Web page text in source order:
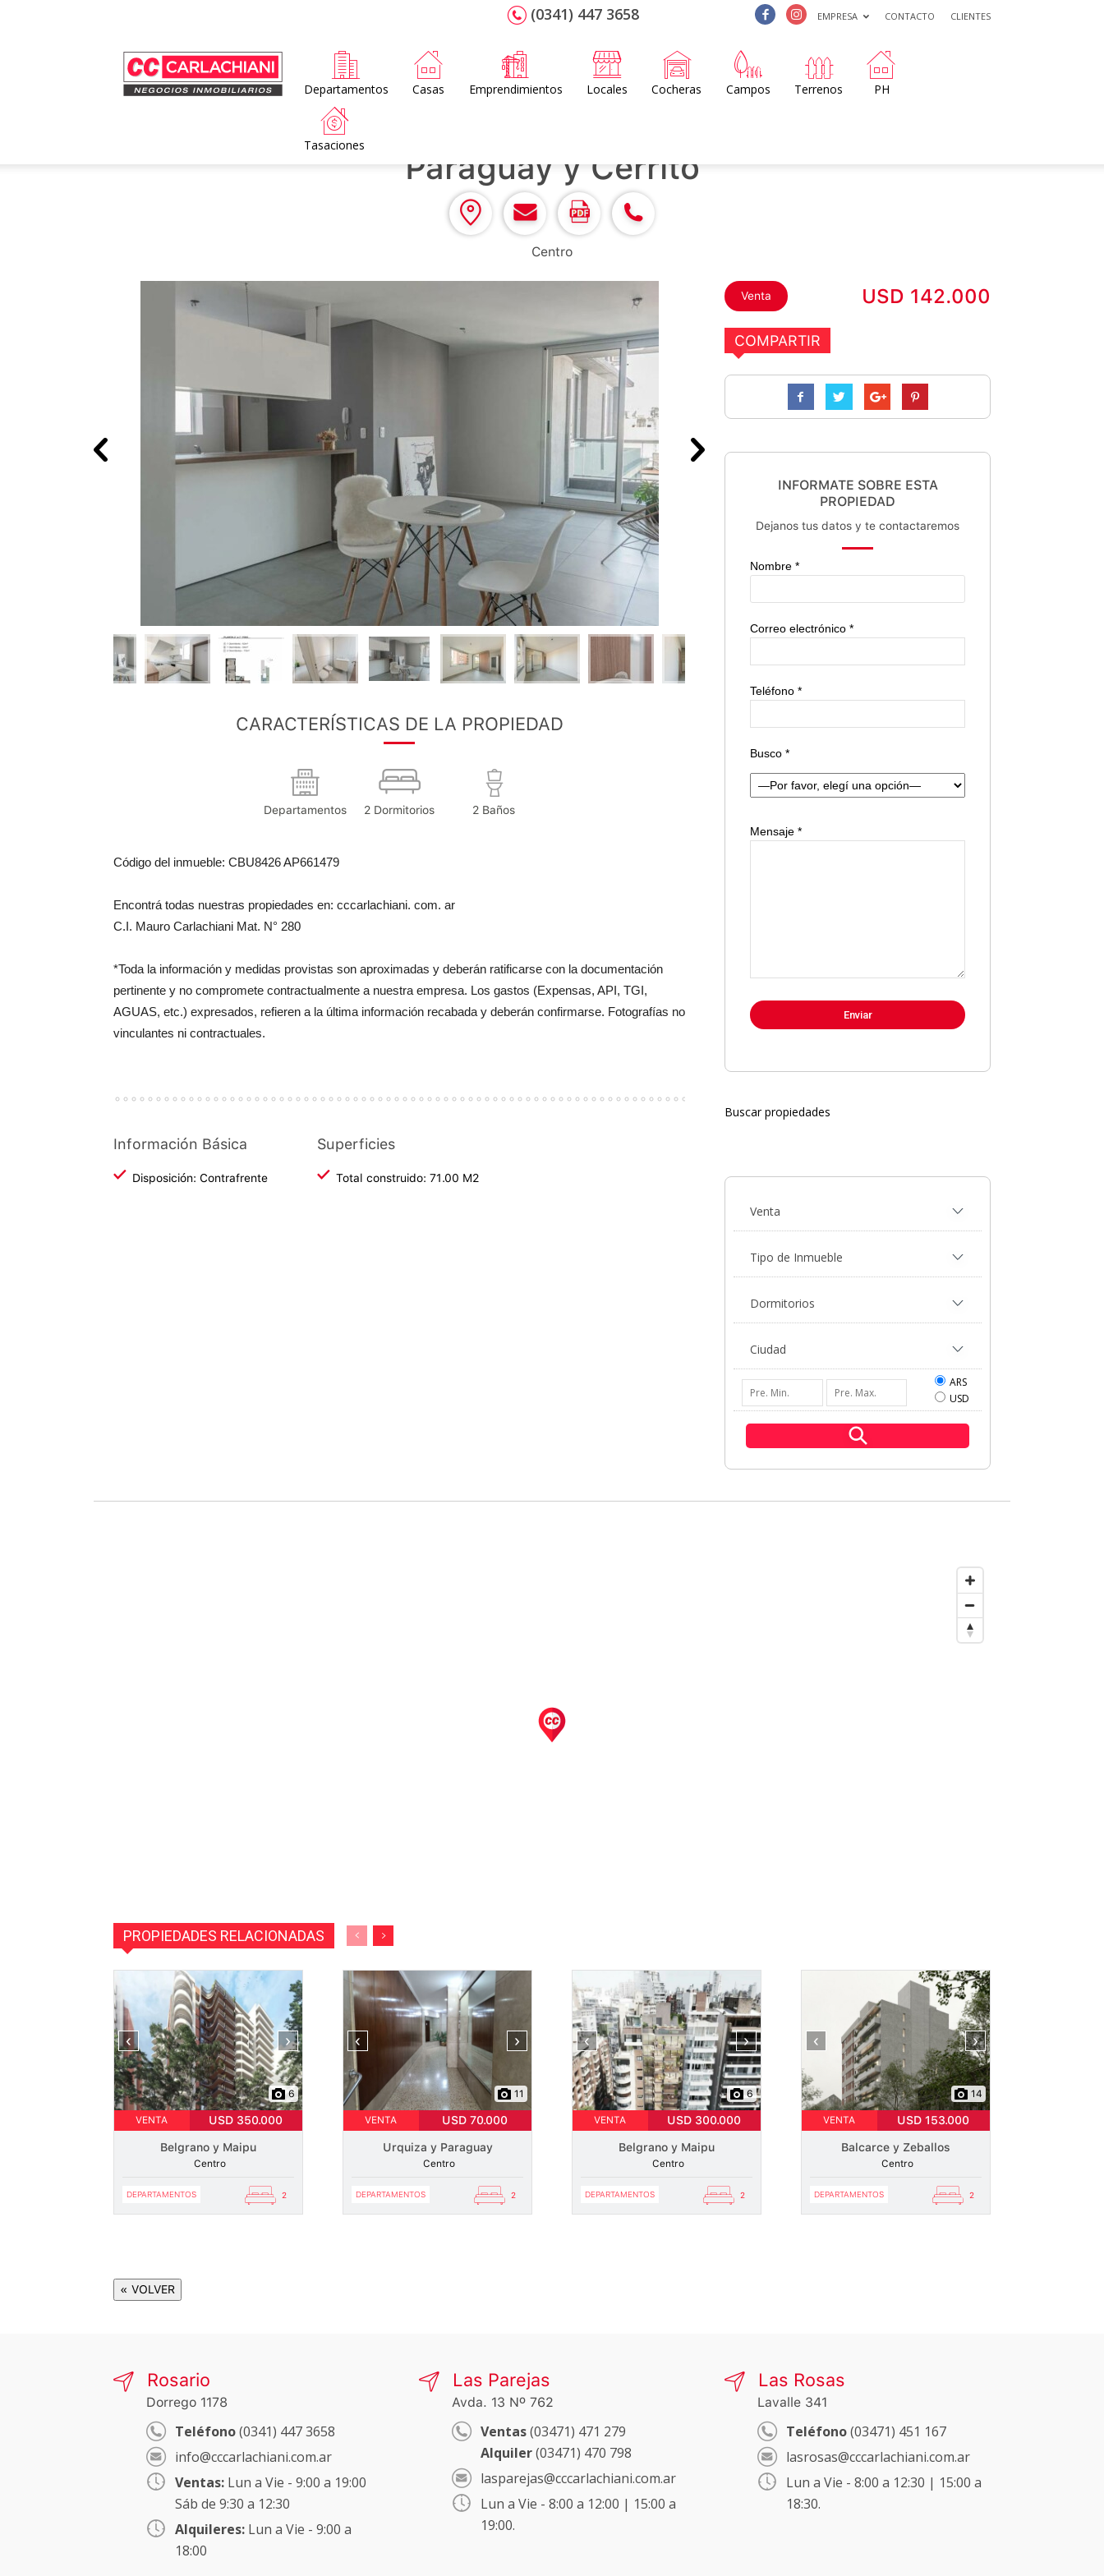
(0341) 447 3658 EMPRESA CONTACTO CLIENTES
Home
Departamentos Casas Emprendimientos Locales Cocheras Campos Terrenos PH
Tasaciones
Paraguay y Cerrito
Centro
CARACTERÍSTICAS DE LA PROPIEDAD
Departamentos 2 Dormitorios 2 Baños
Código del inmueble: CBU8426 AP661479
Encontrá todas nuestras propiedades en: cccarlachiani. com. ar
C.I. Mauro Carlachiani Mat. N° 280
*Toda la información y medidas provistas son aproximadas y deberán ratificarse con la documentación
pertinente y no compromete contractualmente a nuestra empresa. Los gastos (Expensas, API, TGI,
AGUAS, etc.) expresados, refieren a la última información recabada y deberán confirmarse. Fotografías no
vinculantes ni contractuales.
Información Básica
Disposición: Contrafrente
Superficies
Total construido: 71.00 M2
Venta USD 142.000
COMPARTIR
INFORMATE SOBRE ESTA
PROPIEDAD
Dejanos tus datos y te contactaremos
Nombre *
Correo electrónico *
Teléfono *
Busco *
Mensaje *
Buscar propiedades
ARS
USD
PROPIEDADES RELACIONADAS
‹ ›
6
VENTA USD 350.000
Belgrano y Maipu
Centro
DEPARTAMENTOS 2
‹ ›
11
VENTA USD 70.000
Urquiza y Paraguay
Centro
DEPARTAMENTOS 2
‹ ›
6
VENTA USD 300.000
Belgrano y Maipu
Centro
DEPARTAMENTOS 2
‹ ›
14
VENTA USD 153.000
Balcarce y Zeballos
Centro
DEPARTAMENTOS 2
« VOLVER
Rosario
Dorrego 1178
Teléfono(0341) 447 3658
info@cccarlachiani.com.ar
Ventas: Lun a Vie - 9:00 a 19:00
Sáb de 9:30 a 12:30
Alquileres: Lun a Vie - 9:00 a
18:00
Las Parejas
Avda. 13 Nº 762
Ventas(03471) 471 279
Alquiler(03471) 470 798
lasparejas@cccarlachiani.com.ar
Lun a Vie - 8:00 a 12:00 | 15:00 a
19:00.
Las Rosas
Lavalle 341
Teléfono(03471) 451 167
lasrosas@cccarlachiani.com.ar
Lun a Vie - 8:00 a 12:30 | 15:00 a
18:30.